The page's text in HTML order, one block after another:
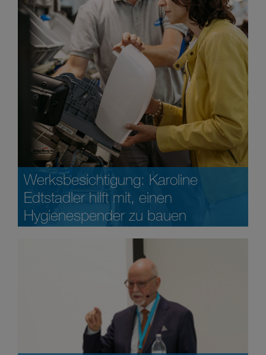
Werksbesichtigung: Karoline
Edtstadler hilft mit, einen
Hygienespender zu bauen